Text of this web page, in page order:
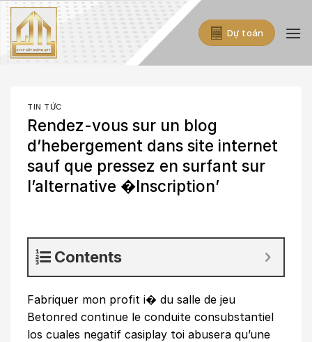
Skip
to
content
Dự toán
TIN TỨC
Rendez-vous sur un blog
d’hebergement dans site internet
sauf que pressez en surfant sur
l’alternative �Inscription’
Contents
Fabriquer mon profit i� du salle de jeu
Betonred continue le conduite consubstantiel
los cuales negatif casiplay toi abusera qu’une